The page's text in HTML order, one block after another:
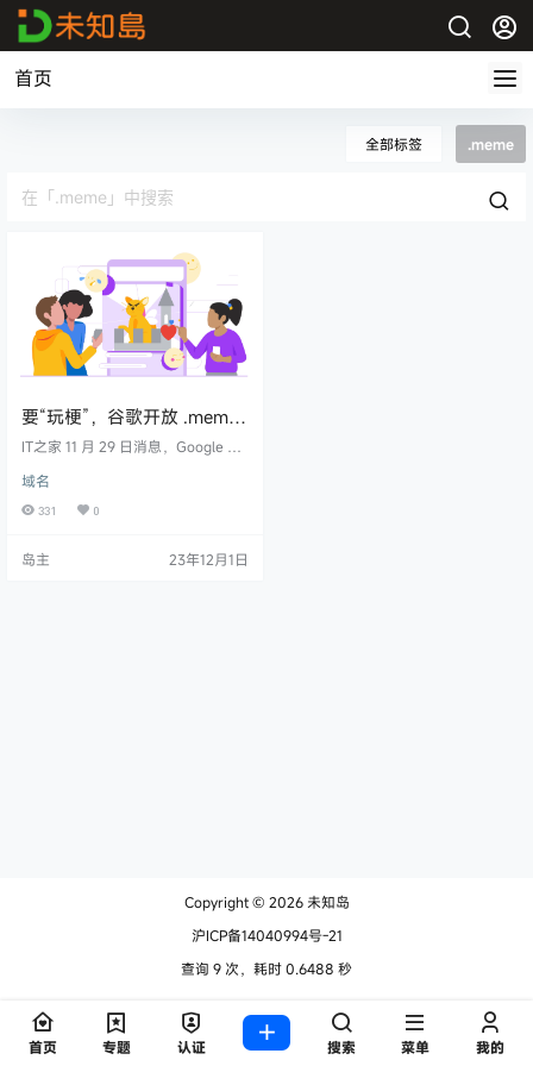
首页
全部标签 .meme
要“玩梗”，谷歌开放 .meme
顶级域名注册
IT之家 11 月 29 日消息，Google Re
册名为 .meme 的顶级域名，目前已
开通抢先体验通道。 在抢先体验阶
用”，费率随时间推移而降低，抢先
域名
331 0
岛主 23年12月1日
Copyright © 2026未知岛
沪ICP备14040994号-21
查询 9 次，耗时 0.6488 秒
首页 专题 认证 搜索 菜单 我的